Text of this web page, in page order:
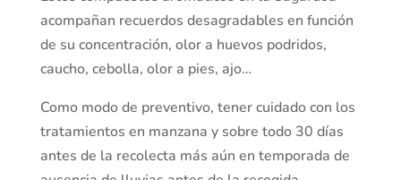
acompañan recuerdos desagradables en función
de su concentración, olor a huevos podridos,
caucho, cebolla, olor a pies, ajo…
Como modo de preventivo, tener cuidado con los
tratamientos en manzana y sobre todo 30 días
antes de la recolecta más aún en temporada de